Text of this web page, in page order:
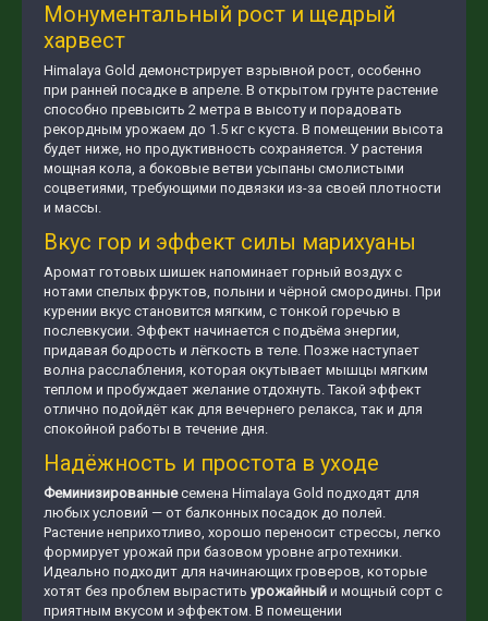
Монументальный рост и щедрый
харвест
Himalaya Gold демонстрирует взрывной рост, особенно
при ранней посадке в апреле. В открытом грунте растение
способно превысить 2 метра в высоту и порадовать
рекордным урожаем до 1.5 кг с куста. В помещении высота
будет ниже, но продуктивность сохраняется. У растения
мощная кола, а боковые ветви усыпаны смолистыми
соцветиями, требующими подвязки из-за своей плотности
и массы.
Вкус гор и эффект силы марихуаны
Аромат готовых шишек напоминает горный воздух с
нотами спелых фруктов, полыни и чёрной смородины. При
курении вкус становится мягким, с тонкой горечью в
послевкусии. Эффект начинается с подъёма энергии,
придавая бодрость и лёгкость в теле. Позже наступает
волна расслабления, которая окутывает мышцы мягким
теплом и пробуждает желание отдохнуть. Такой эффект
отлично подойдёт как для вечернего релакса, так и для
спокойной работы в течение дня.
Надёжность и простота в уходе
Феминизированныесемена Himalaya Gold подходят для
любых условий — от балконных посадок до полей.
Растение неприхотливо, хорошо переносит стрессы, легко
формирует урожай при базовом уровне агротехники.
Идеально подходит для начинающих гроверов, которые
хотят без проблем вырастить урожайный и мощный сорт с
приятным вкусом и эффектом. В помещении